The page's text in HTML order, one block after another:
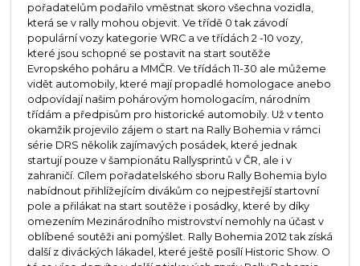
pořadatelům podařilo vměstnat skoro všechna vozidla,
která se v rally mohou objevit. Ve třídě 0 tak závodí
populární vozy kategorie WRC a ve třídách 2 -10 vozy,
které jsou schopné se postavit na start soutěže
Evropského poháru a MMČR. Ve třídách 11-30 ale můžeme
vidět automobily, které mají propadlé homologace anebo
odpovídají našim pohárovým homologacím, národním
třídám a předpisům pro historické automobily. Už v tento
okamžik projevilo zájem o start na Rally Bohemia v rámci
série DRS několik zajímavých posádek, které jednak
startují pouze v šampionátu Rallysprintů v ČR, ale i v
zahraničí. Cílem pořadatelského sboru Rally Bohemia bylo
nabídnout přihlížejícím divákům co nejpestřejší startovní
pole a přilákat na start soutěže i posádky, které by díky
omezením Mezinárodního mistrovství nemohly na účast v
oblíbené soutěži ani pomýšlet. Rally Bohemia 2012 tak získá
další z diváckých lákadel, které ještě posílí Historic Show. O